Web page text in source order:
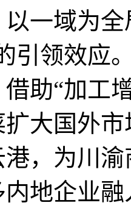
域为全
引领效应
助“加工
大国外
港，为川
地企业